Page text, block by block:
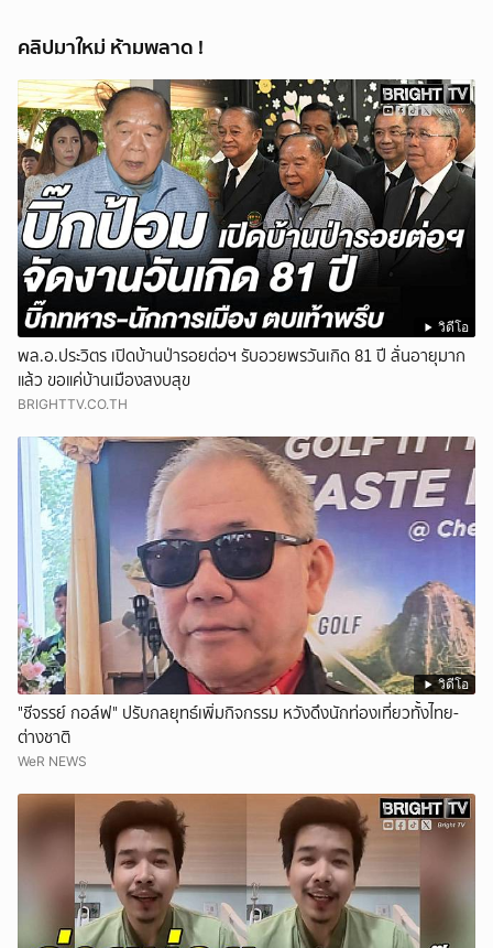
คลิปมาใหม่ ห้ามพลาด !
วิดีโอ
พล.อ.ประวิตร เปิดบ้านป่ารอยต่อฯ รับอวยพรวันเกิด 81 ปี ลั่นอายุมาก
แล้ว ขอแค่บ้านเมืองสงบสุข
BRIGHTTV.CO.TH
วิดีโอ
"ชีจรรย์ กอล์ฟ" ปรับกลยุทธ์เพิ่มกิจกรรม หวังดึงนักท่องเที่ยวทั้งไทย-
ต่างชาติ
WeR NEWS